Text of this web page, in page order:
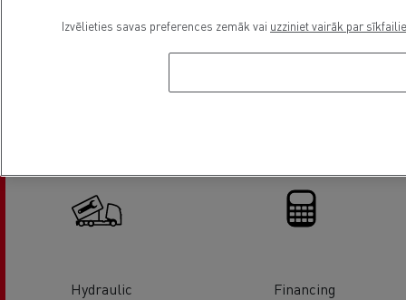
Hydraulic Financing
Izvēlieties savas preferences zemāk vai uzziniet vairāk par